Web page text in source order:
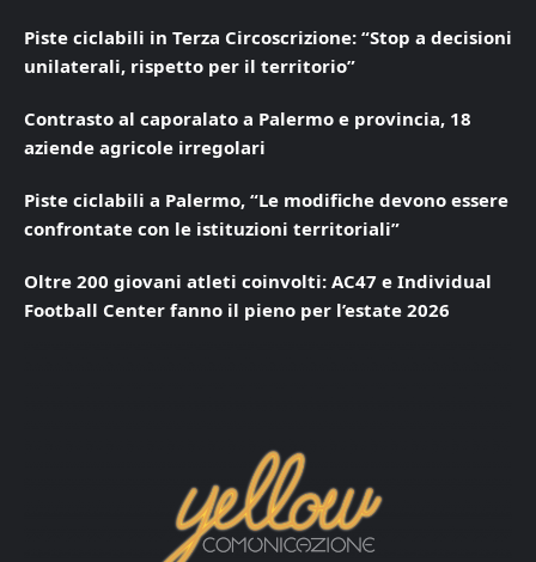
Piste ciclabili in Terza Circoscrizione: “Stop a decisioni
unilaterali, rispetto per il territorio”
Contrasto al caporalato a Palermo e provincia, 18
aziende agricole irregolari
Piste ciclabili a Palermo, “Le modifiche devono essere
confrontate con le istituzioni territoriali”
Oltre 200 giovani atleti coinvolti: AC47 e Individual
Football Center fanno il pieno per l’estate 2026